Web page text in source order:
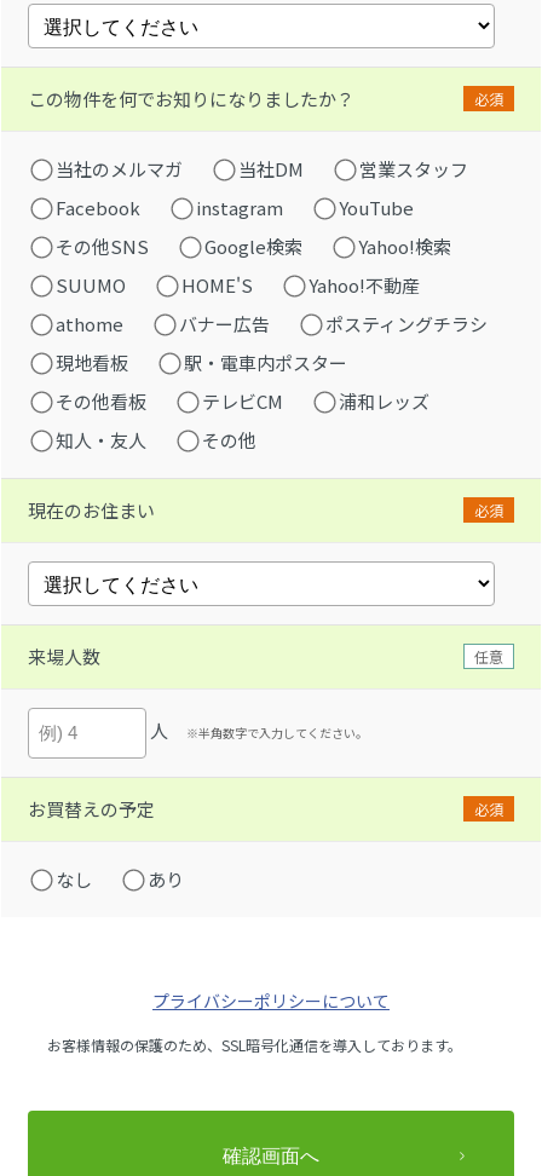
この物件を何でお知りになりましたか？ 必須
当社のメルマガ 当社DM
営業スタッフ
Facebook
instagram
YouTube
その他SNS
Google検索
Yahoo!検索
SUUMO
HOME'S
Yahoo!不動産
athome
バナー広告
ポスティングチラシ
現地看板
駅・電車内ポスター
その他看板
テレビCM
浦和レッズ
知人・友人
その他
現在のお住まい 必須
来場人数 任意
人 ※半角数字で入力してください。
お買替えの予定 必須
なし あり
プライバシーポリシーについて
お客様情報の保護のため、SSL暗号化通信を導入しております。